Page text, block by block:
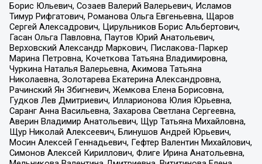
Борис Юльевич, Созаев Валерий Валерьевич, Исламов
Тимур Рифгатович, Романова Ольга Евгеньевна, Щаров
Сергей Алексадрович, Цирульников Борис Альбертович,
Гасан Ольга Павловна, Паутов Юрий Анатольевич,
Верховский Александр Маркович, Пислакова-Паркер
Марина Петровна, Кочеткова Татьяна Владимировна,
Чуркина Наталья Валерьевна, Акимова Татьяна
Николаевна, Золотарева Екатерина Александровна,
Рачинский Ян Збигневич, Жемкова Елена Борисовна,
Гудков Лев Дмитриевич, Илларионова Юлия Юрьевна,
Саранг Анна Васильевна, Захарова Светлана Сергеевна,
Аверин Владимир Анатольевич, Щур Татьяна Михайловна,
Щур Николай Алексеевич, Блинушов Андрей Юрьевич,
Мосин Алексей Геннадьевич, Гефтер Валентин Михайлович,
Симонов Алексей Кириллович, Флиге Ирина Анатольевна,